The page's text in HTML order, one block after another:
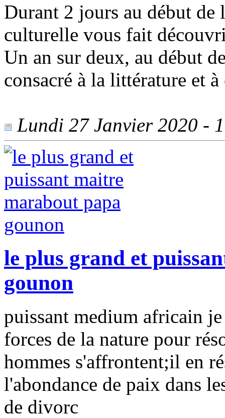
Durant 2 jours au début de
culturelle vous fait
Un an sur deux, au début
consacré à la littérature et
Lundi 27 Janvier 2020 -
le plus grand et
gounon
puissant medium africain
forces de la nature pour
hommes s'affrontent;il en
l'abondance de paix dans
de divorc